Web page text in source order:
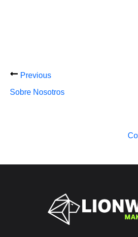
Previous
Sobre Nosotros